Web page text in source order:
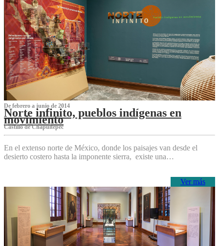
De febrero a junio de 2014
Norte infinito, pueblos indígenas en
movimiento
Castillo de Chapultepec
En el extenso norte de México, donde los paisajes van desde el
desierto costero hasta la imponente sierra, existe una…
Ver más